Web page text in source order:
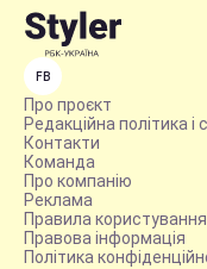
FB
Про проєкт
Редакційна політика і
Контакти
Команда
Про компанію
Реклама
Правила користування
Правова інформація
Політика